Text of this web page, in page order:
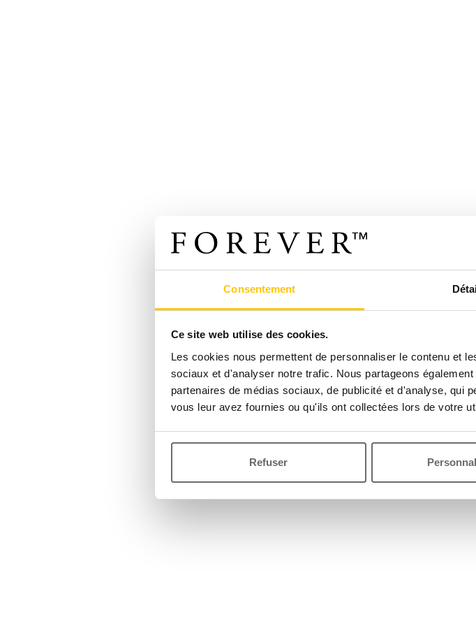
Consentement
Ce site web utilise des cookies.
Les cookies nous permettent de personnaliser le contenu et
sociaux et d'analyser notre trafic. Nous partageons
partenaires de médias sociaux, de publicité et d'analyse, qui
vous leur avez fournies ou qu'ils ont collectées lors de votre
Refuser